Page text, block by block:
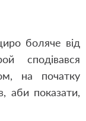
боляче від
сподівався
на початку
аби показати,